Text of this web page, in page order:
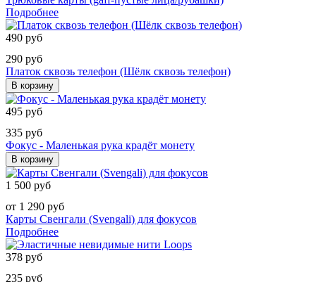
Подробнее
490 руб
290 руб
Платок сквозь телефон (Шёлк сквозь телефон)
В корзину
495 руб
335 руб
Фокус - Маленькая рука крадёт монету
В корзину
1 500 руб
от 1 290 руб
Карты Свенгали (Svengali) для фокусов
Подробнее
378 руб
235 руб